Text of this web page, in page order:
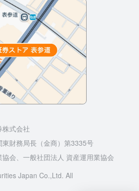
式会社
財務局長（金商）第3335号
会、一般社団法人 資産運用業協会
Japan Co.,Ltd. All